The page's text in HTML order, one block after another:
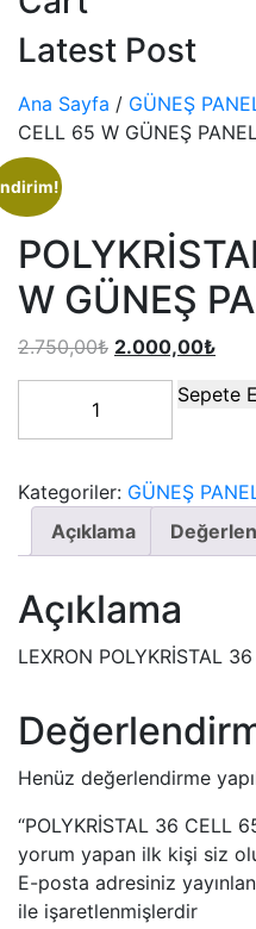
Latest Post
Ana Sayfa / GÜNEŞ
CELL 65 W GÜNEŞ
W GÜNEŞ
2.750,00₺ 2.000,00₺
Sepete
Kategoriler: GÜNEŞ
Açıklama
Açıklama
LEXRON POLYKRİSTAL
Henüz değerlendirme
“POLYKRİSTAL 36 CELL
yorum yapan ilk kişi siz
E-posta adresiniz
ile işaretlenmişlerdir